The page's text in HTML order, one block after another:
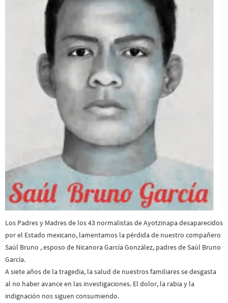
Los Padres y Madres de los 43 normalistas de Ayotzinapa desaparecidos
por el Estado mexicano, lamentamos la pérdida de nuestro compañero
Saúl Bruno , esposo de Nicanora García González, padres de Saúl Bruno
García.
A siete años de la tragedia, la salud de nuestros familiares se desgasta
al no haber avance en las investigaciones. El dolor, la rabia y la
indignación nos siguen consumiendo.